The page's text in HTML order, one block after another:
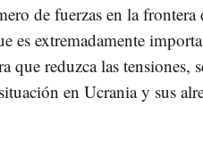
de fuerzas en la frontera
es extremadamente
que reduzca las tensiones,
en Ucrania y sus